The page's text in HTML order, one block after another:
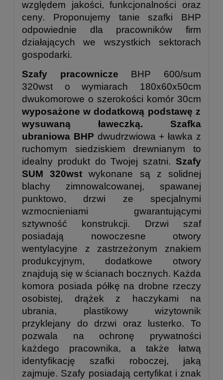
względem jakości, funkcjonalności oraz
ceny. Proponujemy tanie szafki BHP
odpowiednie dla pracowników firm
działających we wszystkich sektorach
gospodarki.
Szafy pracownicze BHP 600/sum
320wst o wymiarach 180x60x50cm
dwukomorowe o szerokości komór 30cm
wyposażone w dodatkową podstawę z
wysuwaną ławeczką. Szafka
ubraniowa BHP dwudrzwiowa + ławka z
ruchomym siedziskiem drewnianym to
idealny produkt do Twojej szatni. Szafy
SUM 320wst wykonane są z solidnej
blachy zimnowalcowanej, spawanej
punktowo, drzwi ze specjalnymi
wzmocnieniami gwarantującymi
sztywność konstrukcji. Drzwi szaf
posiadają nowoczesne otwory
wentylacyjne z zastrzeżonym znakiem
produkcyjnym, dodatkowe otwory
znajdują się w ścianach bocznych. Każda
komora posiada półkę na drobne rzeczy
osobistej, drążek z haczykami na
ubrania, plastikowy wizytownik
przyklejany do drzwi oraz lusterko. To
pozwala na ochronę prywatności
każdego pracownika, a także łatwą
identyfikację szafki roboczej, jaką
zajmuje. Szafy posiadają certyfikat i znak